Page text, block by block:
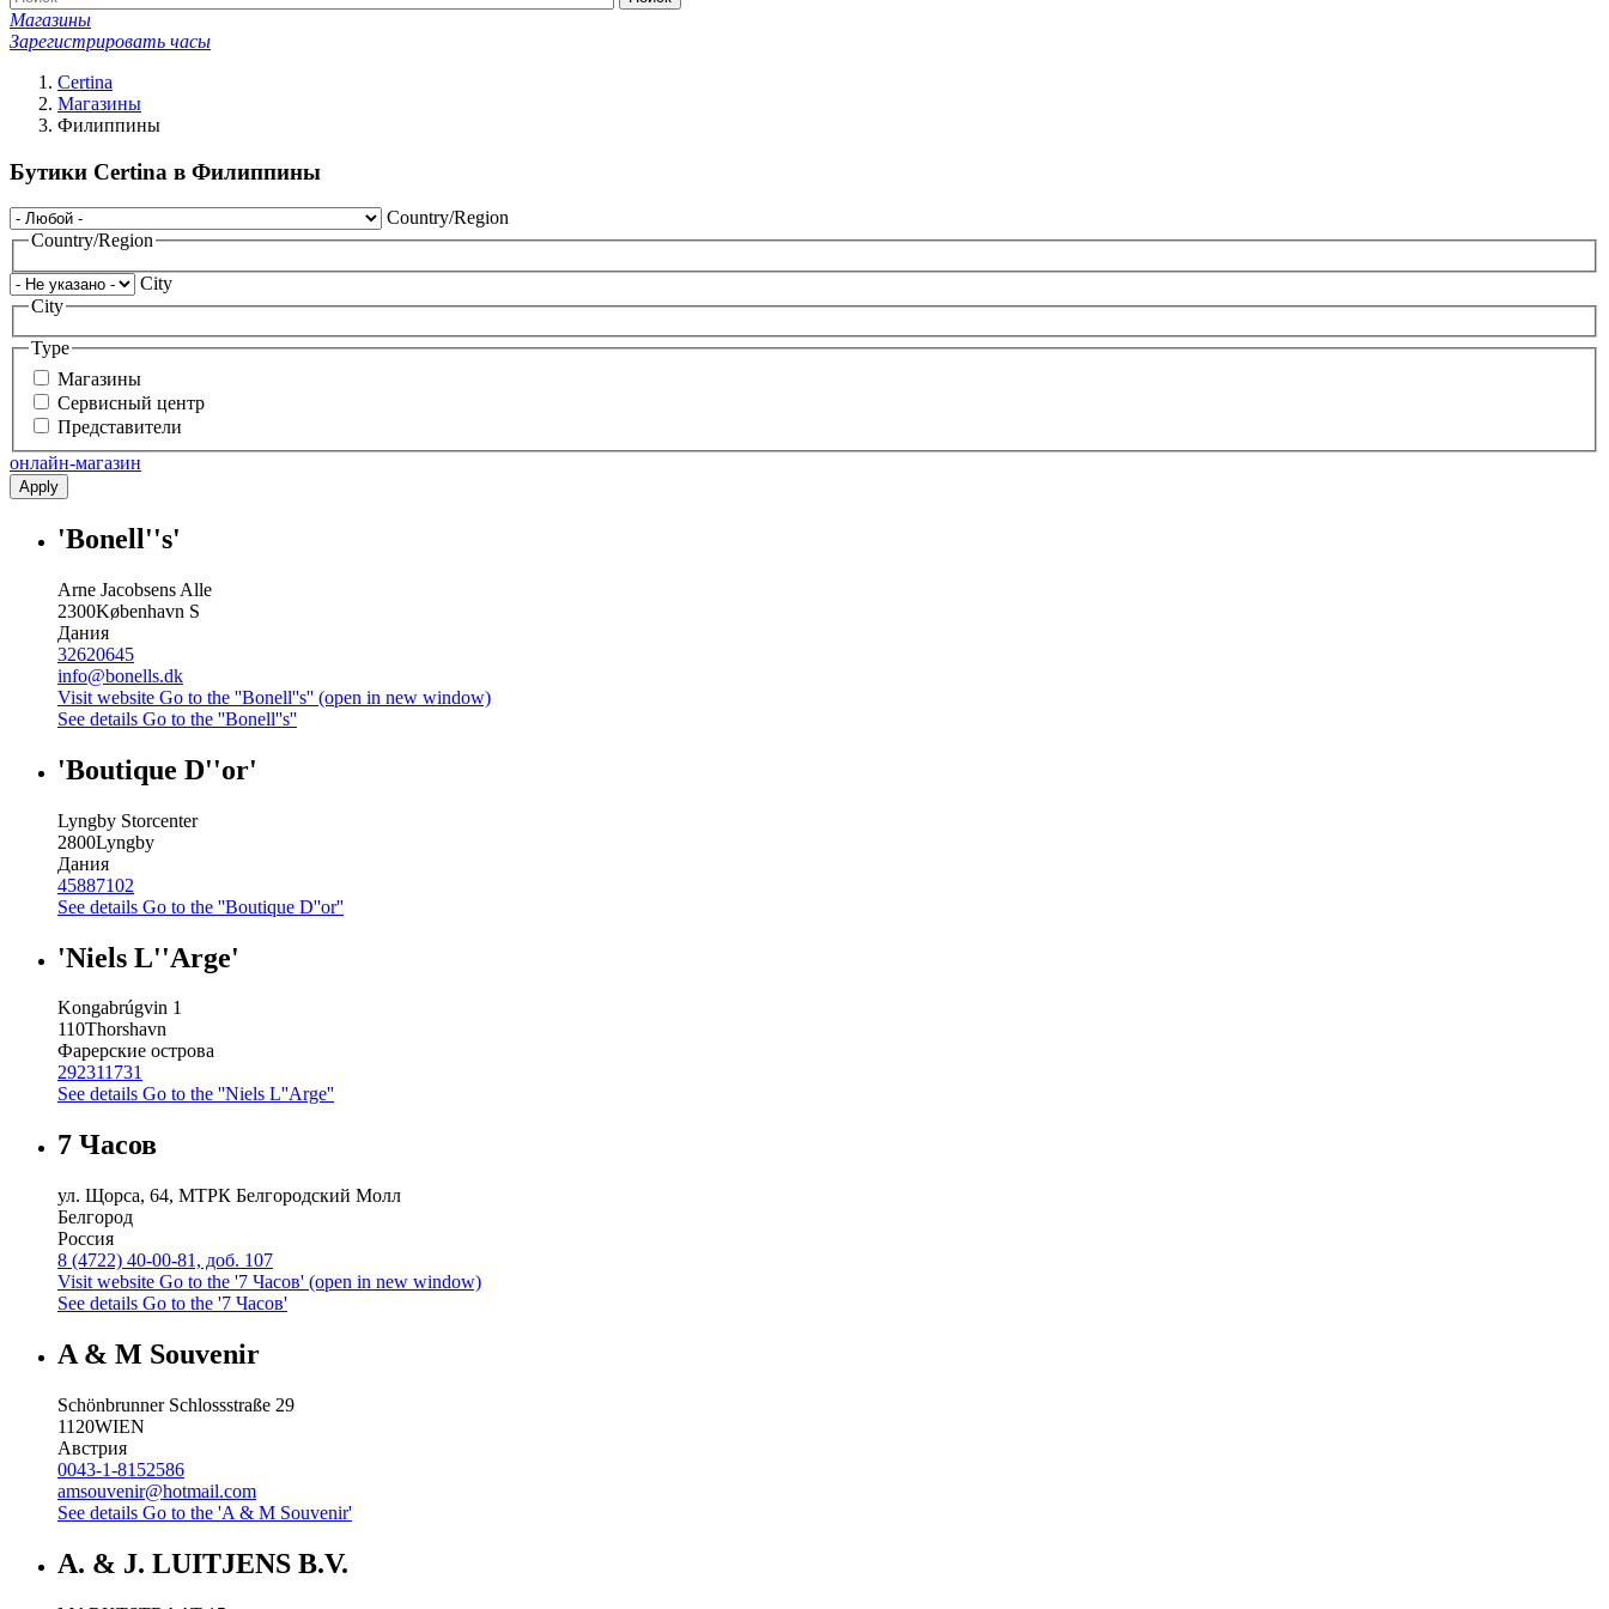
Магазины
Зарегистрировать часы
Certina
Магазины
Филиппины
Бутики Certina в Филиппины
Country/Region
Country/Region
City
City
Type
Магазины
Сервисный центр
Представители
онлайн-магазин
Apply
'Bonell''s'
Arne Jacobsens Alle
2300København S
Дания
32620645
info@bonells.dk
Visit website Go to the ''Bonell''s'' (open in new window)
See details Go to the ''Bonell''s''
'Boutique D''or'
Lyngby Storcenter
2800Lyngby
Дания
45887102
See details Go to the ''Boutique D''or''
'Niels L''Arge'
Kongabrúgvin 1
110Thorshavn
Фарерские острова
292311731
See details Go to the ''Niels L''Arge''
7 Часов
ул. Щорса, 64, МТРК Белгородский Молл
Белгород
Россия
8 (4722) 40-00-81, доб. 107
Visit website Go to the '7 Часов' (open in new window)
See details Go to the '7 Часов'
A & M Souvenir
Schönbrunner Schlossstraße 29
1120WIEN
Австрия
0043-1-8152586
amsouvenir@hotmail.com
See details Go to the 'A & M Souvenir'
A. & J. LUITJENS B.V.